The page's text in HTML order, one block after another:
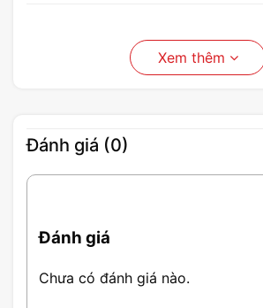
Xem thêm
Đánh giá (0)
Đánh giá
Chưa có đánh giá nào.